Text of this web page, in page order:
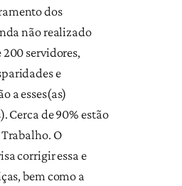
dos
não realizado
servidores,
e
a esses(as)
Cerca de 90% estão
O
corrigir essa e
bem como a